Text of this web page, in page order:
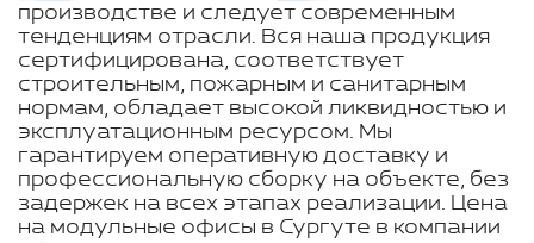
производстве и следует современным
тенденциям отрасли. Вся наша продукция
сертифицирована, соответствует
строительным, пожарным и санитарным
нормам, обладает высокой ликвидностью и
эксплуатационным ресурсом. Мы
гарантируем оперативную доставку и
профессиональную сборку на объекте, без
задержек на всех этапах реализации. Цена
на модульные офисы в Сургуте в компании